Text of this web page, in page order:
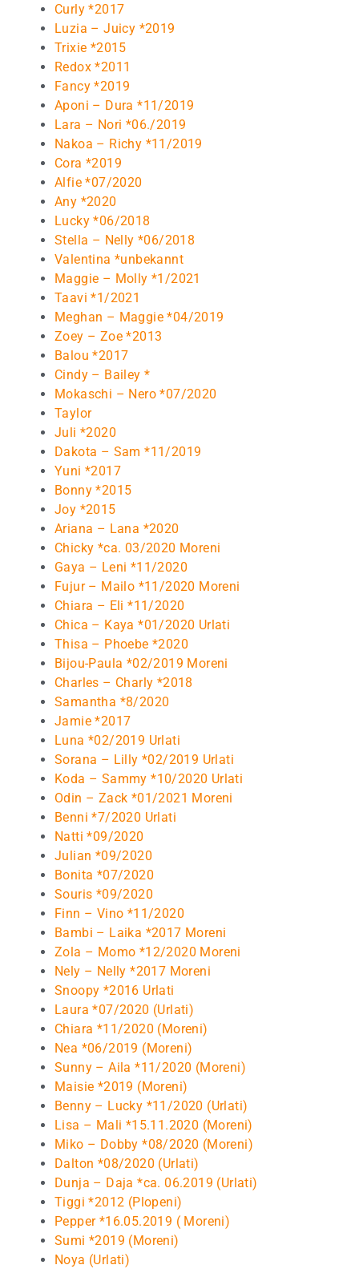
Curly *2017
Luzia – Juicy *2019
Trixie *2015
Redox *2011
Fancy *2019
Aponi – Dura *11/2019
Lara – Nori *06./2019
Nakoa – Richy *11/2019
Cora *2019
Alfie *07/2020
Any *2020
Lucky *06/2018
Stella – Nelly *06/2018
Valentina *unbekannt
Maggie – Molly *1/2021
Taavi *1/2021
Meghan – Maggie *04/2019
Zoey – Zoe *2013
Balou *2017
Cindy – Bailey *
Mokaschi – Nero *07/2020
Taylor
Juli *2020
Dakota – Sam *11/2019
Yuni *2017
Bonny *2015
Joy *2015
Ariana – Lana *2020
Chicky *ca. 03/2020 Moreni
Gaya – Leni *11/2020
Fujur – Mailo *11/2020 Moreni
Chiara – Eli *11/2020
Chica – Kaya *01/2020 Urlati
Thisa – Phoebe *2020
Bijou-Paula *02/2019 Moreni
Charles – Charly *2018
Samantha *8/2020
Jamie *2017
Luna *02/2019 Urlati
Sorana – Lilly *02/2019 Urlati
Koda – Sammy *10/2020 Urlati
Odin – Zack *01/2021 Moreni
Benni *7/2020 Urlati
Natti *09/2020
Julian *09/2020
Bonita *07/2020
Souris *09/2020
Finn – Vino *11/2020
Bambi – Laika *2017 Moreni
Zola – Momo *12/2020 Moreni
Nely – Nelly *2017 Moreni
Snoopy *2016 Urlati
Laura *07/2020 (Urlati)
Chiara *11/2020 (Moreni)
Nea *06/2019 (Moreni)
Sunny – Aila *11/2020 (Moreni)
Maisie *2019 (Moreni)
Benny – Lucky *11/2020 (Urlati)
Lisa – Mali *15.11.2020 (Moreni)
Miko – Dobby *08/2020 (Moreni)
Dalton *08/2020 (Urlati)
Dunja – Daja *ca. 06.2019 (Urlati)
Tiggi *2012 (Plopeni)
Pepper *16.05.2019 ( Moreni)
Sumi *2019 (Moreni)
Noya (Urlati)